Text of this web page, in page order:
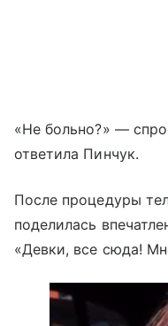
«Не больно?» —
ответила Пинчук.
После процедуры
поделилась
«Девки, все сюда!